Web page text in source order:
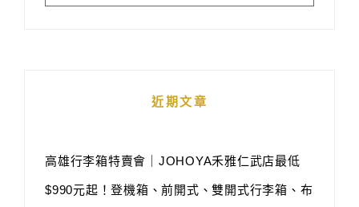
近期文章
高雄行李箱特賣會｜JOHOYA禾雅仁武店最低
$990元起！登機箱、前開式、雙開式行李箱、布